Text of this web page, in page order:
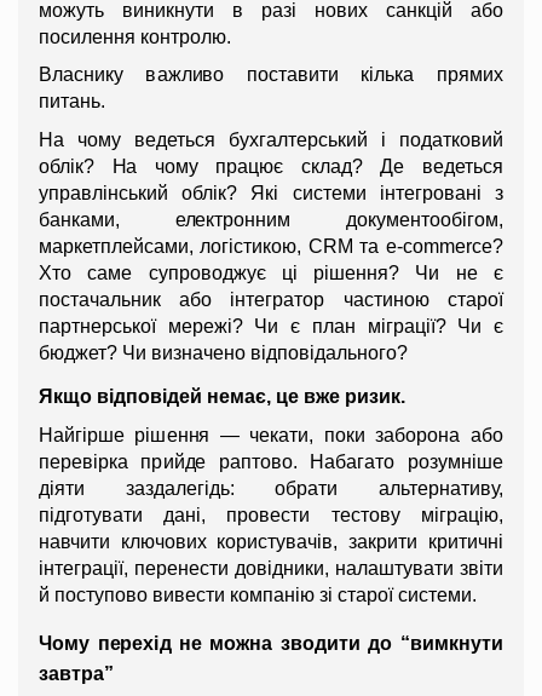
можуть виникнути в разі нових санкцій або
посилення контролю.
Власнику важливо поставити кілька прямих
питань.
На чому ведеться бухгалтерський і податковий
облік? На чому працює склад? Де ведеться
управлінський облік? Які системи інтегровані з
банками, електронним документообігом,
маркетплейсами, логістикою, CRM та e-commerce?
Хто саме супроводжує ці рішення? Чи не є
постачальник або інтегратор частиною старої
партнерської мережі? Чи є план міграції? Чи є
бюджет? Чи визначено відповідального?
Якщо відповідей немає, це вже ризик.
Найгірше рішення — чекати, поки заборона або
перевірка прийде раптово. Набагато розумніше
діяти заздалегідь: обрати альтернативу,
підготувати дані, провести тестову міграцію,
навчити ключових користувачів, закрити критичні
інтеграції, перенести довідники, налаштувати звіти
й поступово вивести компанію зі старої системи.
Чому перехід не можна зводити до “вимкнути
завтра”